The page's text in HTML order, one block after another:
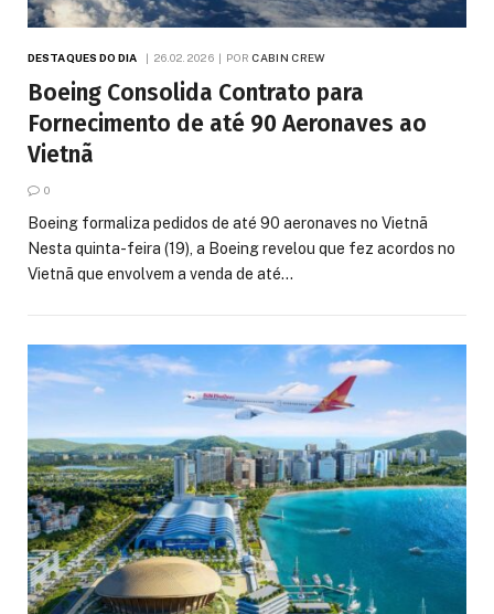
DESTAQUES DO DIA 26.02.2026 POR CABIN CREW
Boeing Consolida Contrato para
Fornecimento de até 90 Aeronaves ao
Vietnã
0
Boeing formaliza pedidos de até 90 aeronaves no Vietnã
Nesta quinta-feira (19), a Boeing revelou que fez acordos no
Vietnã que envolvem a venda de até…